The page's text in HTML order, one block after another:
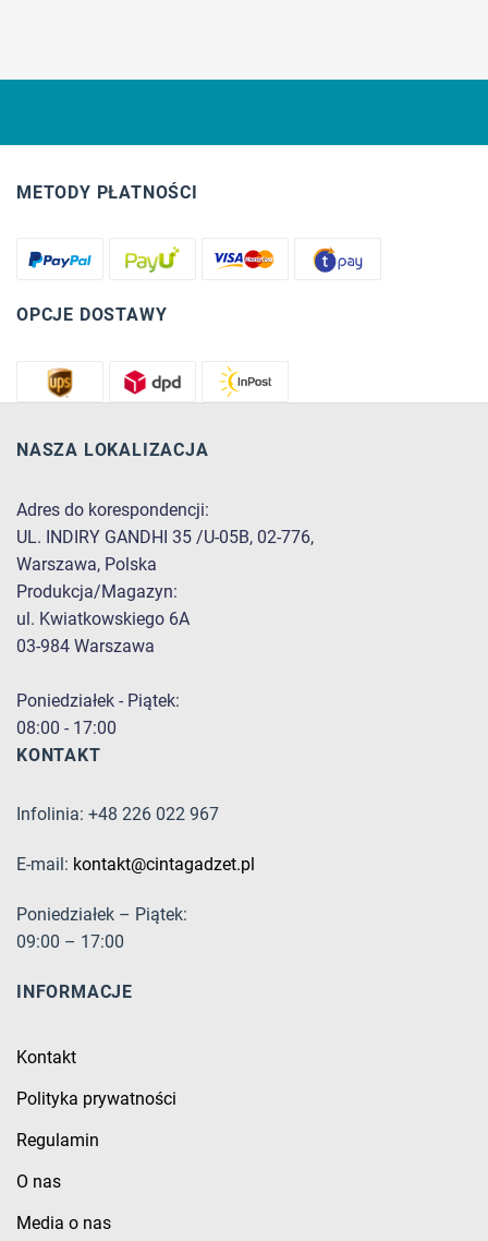
METODY PŁATNOŚCI
OPCJE DOSTAWY
NASZA LOKALIZACJA
Adres do korespondencji:
UL. INDIRY GANDHI 35 /U-05B, 02-776,
Warszawa, Polska
Produkcja/Magazyn:
ul. Kwiatkowskiego 6A
03-984 Warszawa
Poniedziałek - Piątek:
08:00 - 17:00
KONTAKT
Infolinia: +48 226 022 967
E-mail: kontakt@cintagadzet.pl
Poniedziałek – Piątek:
09:00 – 17:00
INFORMACJE
Kontakt
Polityka prywatności
Regulamin
O nas
Media o nas